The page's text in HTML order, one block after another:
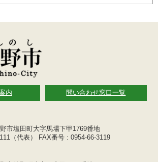
内 問い合わせ窓口一覧
市塩田町大字馬場下甲1769番地
（代表） FAX番号 : 0954-66-3119